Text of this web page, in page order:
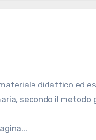
secondo il metodo